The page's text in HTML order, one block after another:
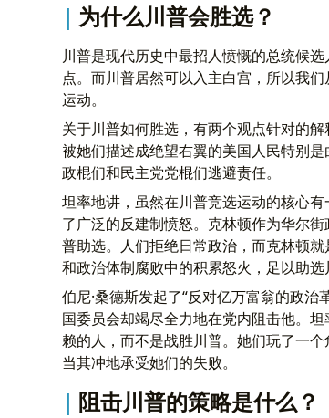
为什么川普会胜选？
川普是现代历史中最招人愤慨的总统候
点。而川普居然可以入主白宫，所以我
运动。
关于川普如何胜选，有两个观点针对的
被她们描述成绝望右翼的美国人民特别
政棍们和民主党党棍们逃避责任。
坦率地讲，虽然在川普竞选运动的核心
了广泛的反建制愤怒。克林顿作为华尔
普助选。人们拒绝日常政治，而克林顿
和政治体制腐败中的积累怒火，足以助选
伯尼·桑德斯发起了“反对亿万富翁的政
国委员会却竭尽全力地在党内阻击他。
赖的人，而不是战胜川普。她们玩了一
当其冲地承受她们的失败。
阻击川普的策略是什么？